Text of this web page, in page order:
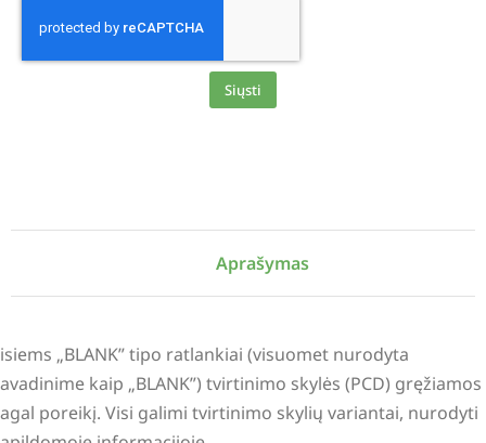
Siųsti
Aprašymas
„BLANK” tipo ratlankiai (visuomet nurodyta
kaip „BLANK”) tvirtinimo skylės (PCD) gręžiamos
poreikį. Visi galimi tvirtinimo skylių variantai, nurodyti